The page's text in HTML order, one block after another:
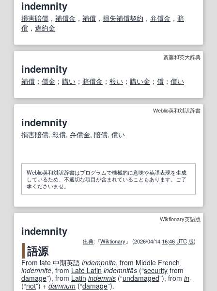
indemnity
損害賠償 ， 補償金 ， 補償 ， 損失補償契約 ， 弁償金 ， 賠
償 ， 違約金
斎藤和英大辞典
indemnity
補償 ； 償金 ； 購い ； 賠償金 ； 報い ； 購い金 ； 償 ； 償い
Weblio英和対訳辞書
indemnity
損害賠償, 報償, 弁償金, 賠償, 償い
Weblio英和対訳辞書はプログラムで機械的に意味や英語表現を生成
しているため、不適切な項目が含まれていることもあります。ご了
承くださいませ。
Wiktionary英語版
indemnity
出典:『Wiktionary』 (2026/04/14 16:46 UTC 版)
語源
From late 中期英語 indempnite, from Middle French
indemnité, from Late Latin indemnitās (“security from
damage”), from Latin indemnis (“undamaged”), from in-
(“not”)+ damnum (“damage”).